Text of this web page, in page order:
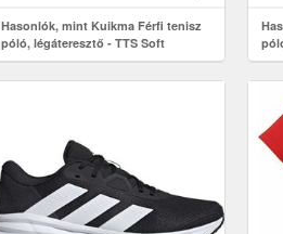
Hasonlók, mint Kuikma Férfi tenisz
póló, légáteresztő - TTS Soft